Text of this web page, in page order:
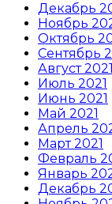
Декабрь
Ноябрь
Октябрь
Сентябрь
Август 2021
Июль 2021
Июнь 2021
Май 2021
Апрель
Март 2021
Февраль
Январь
Декабрь